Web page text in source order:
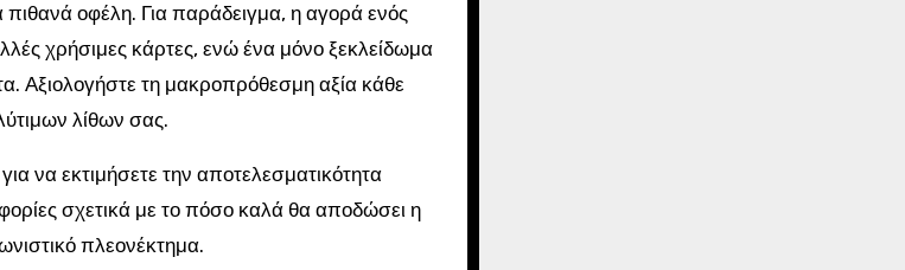
οφέλη. Για παράδειγμα, η αγορά ενός
χρήσιμες κάρτες, ενώ ένα μόνο ξεκλείδωμα
Αξιολογήστε τη μακροπρόθεσμη αξία κάθε
λίθων σας.
να εκτιμήσετε την αποτελεσματικότητα
σχετικά με το πόσο καλά θα αποδώσει η
πλεονέκτημα.